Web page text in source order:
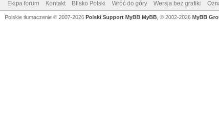
Ekipa forum Kontakt Blisko Polski Wróć do góry Wersja bez grafiki
Polskie tłumaczenie © 2007-2026 Polski Support MyBB MyBB , © 2002-2026 MyBB